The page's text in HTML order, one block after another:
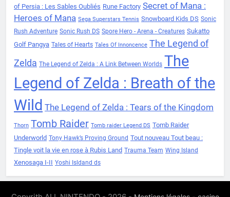
of Persia : Les Sables Oubliés Rune Factory Secret of Mana :
Heroes of Mana Sega Superstars Tennis Snowboard Kids DS Sonic
Rush Adventure Sonic Rush DS Spore Hero - Arena - Creatures Sukatto
Golf Pangya Tales of Hearts Tales Of Innoncence The Legend of
Zelda The Legend of Zelda : A Link Between Worlds The
Legend of Zelda : Breath of the
Wild The Legend of Zelda : Tears of the Kingdom
Thorn Tomb Raider Tomb raider Legend DS Tomb Raider
Underworld Tony Hawk’s Proving Ground Tout nouveau Tout beau :
Tingle voit la vie en rose à Rubis Land Trauma Team Wing Island
Xenosaga I-II Yoshi Isldand ds